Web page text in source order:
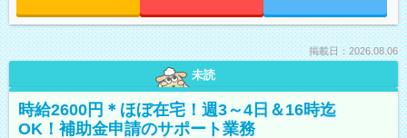
掲載日：2026.08.06
未読
時給2600円＊ほぼ在宅！週3～4日＆16時迄
OK！補助金申請のサポート業務